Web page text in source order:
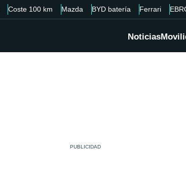
Coste 100 km Mazda BYD batería Ferrari
Noticias